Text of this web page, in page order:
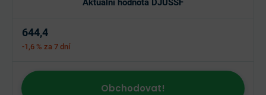
Aktuální hodnota DJUSSF
644,4
-1,6 % za 7 dní
Obchodovat!